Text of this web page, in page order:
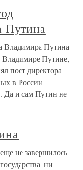
Путина
Владимира Путина
Путине,
пост директора
в России
Да и сам Путин не
не завершилось
ни